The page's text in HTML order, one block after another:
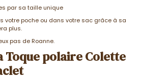
par sa taille unique
votre poche ou dans votre sac grâce à sa
plus.
pas de Roanne.
Toque polaire Colette